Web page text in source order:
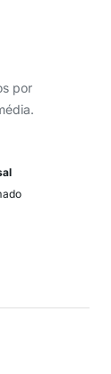
por